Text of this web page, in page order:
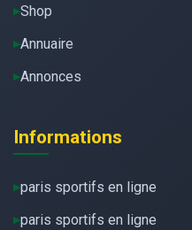
Shop
Annuaire
Annonces
Informations
paris sportifs en ligne
paris sportifs en ligne